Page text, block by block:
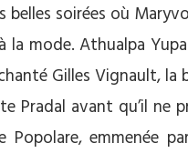
belles soirées où
la mode. Athualpa
Gilles Vignault, la
Pradal avant qu’il ne
Popolare, emmenée